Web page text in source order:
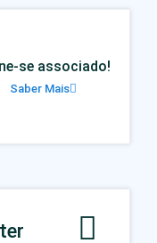
se associado!
Saber Mais